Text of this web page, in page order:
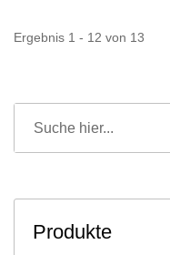
Ergebnis 1 - 12 von 13
Produkte